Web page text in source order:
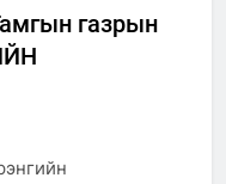
газрын